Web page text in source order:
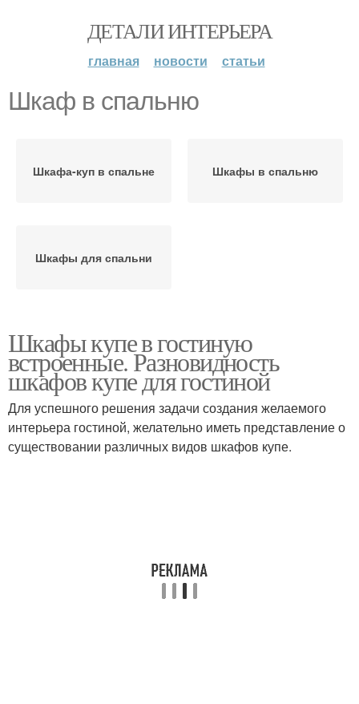
ДЕТАЛИ ИНТЕРЬЕРА
главная новости статьи
Шкаф в спальню
Шкафа-куп в спальне Шкафы в спальню
Шкафы для спальни
Шкафы купе в гостиную
встроенные. Разновидность
шкафов купе для гостиной
Для успешного решения задачи создания желаемого
интерьера гостиной, желательно иметь представление о
существовании различных видов шкафов купе.